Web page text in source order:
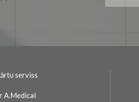
serviss
A.Medical